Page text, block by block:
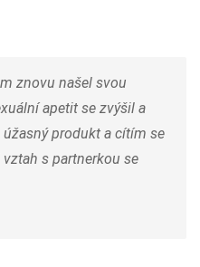
znovu našel svou
apetit se zvýšil a
produkt a cítím se
s partnerkou se